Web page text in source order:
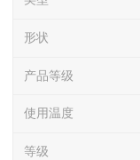
形状
产品等级
使用温度
等级